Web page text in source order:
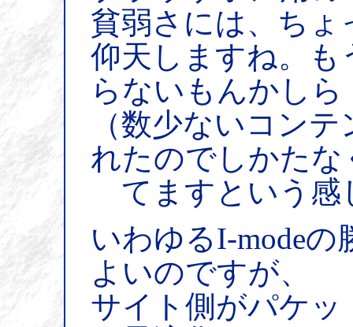
貧弱さには、ちょ
仰天しますね。
らないもんかしら
（数少ないコン
れたのでしかたな
てますという感
いわゆるI-mode
よいのですが、
サイト側がパケ